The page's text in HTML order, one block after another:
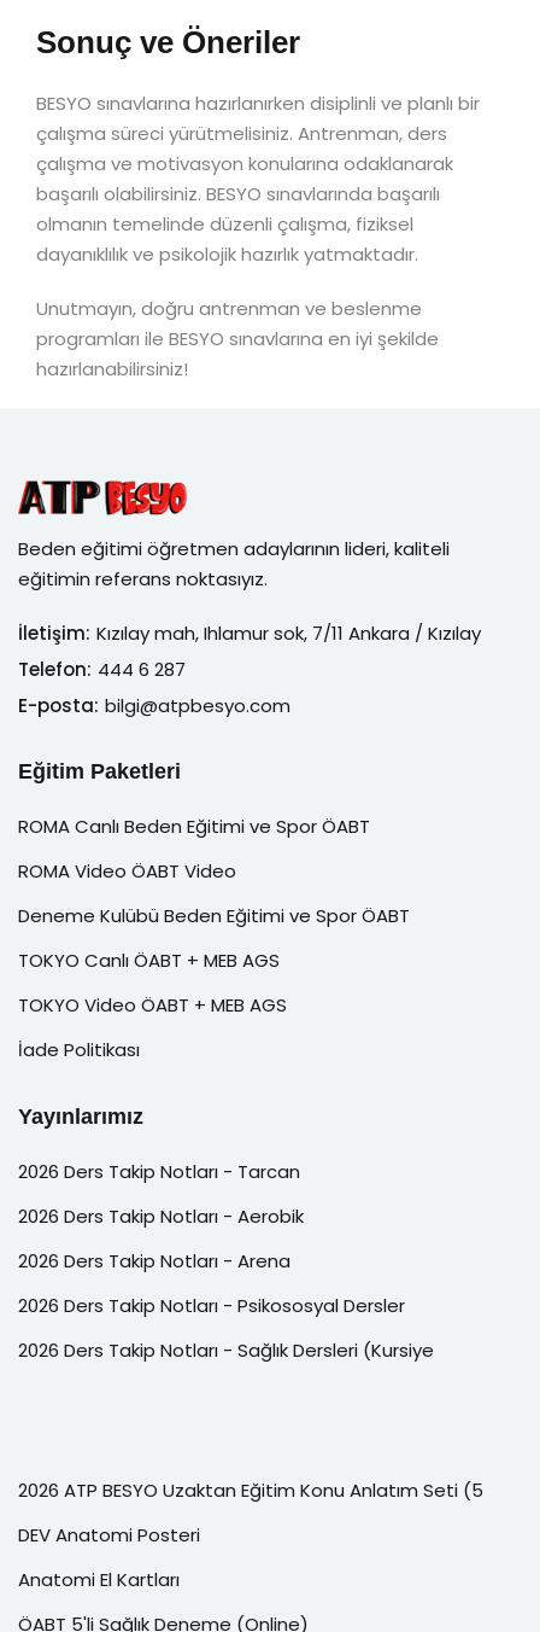
Sonuç ve Öneriler
BESYO sınavlarına hazırlanırken disiplinli ve planlı bir
çalışma süreci yürütmelisiniz. Antrenman, ders
çalışma ve motivasyon konularına odaklanarak
başarılı olabilirsiniz. BESYO sınavlarında başarılı
olmanın temelinde düzenli çalışma, fiziksel
dayanıklılık ve psikolojik hazırlık yatmaktadır.
Unutmayın, doğru antrenman ve beslenme
programları ile BESYO sınavlarına en iyi şekilde
hazırlanabilirsiniz!
Beden eğitimi öğretmen adaylarının lideri, kaliteli
eğitimin referans noktasıyız.
İletişim: Kızılay mah, Ihlamur sok, 7/11 Ankara / Kızılay
Telefon: 444 6 287
E-posta: bilgi@atpbesyo.com
Eğitim Paketleri
ROMA Canlı Beden Eğitimi ve Spor ÖABT
ROMA Video ÖABT Video
Deneme Kulübü Beden Eğitimi ve Spor ÖABT
TOKYO Canlı ÖABT + MEB AGS
TOKYO Video ÖABT + MEB AGS
İade Politikası
Yayınlarımız
2026 Ders Takip Notları - Tarcan
2026 Ders Takip Notları - Aerobik
2026 Ders Takip Notları - Arena
2026 Ders Takip Notları - Psikososyal Dersler
2026 Ders Takip Notları - Sağlık Dersleri (Kursiye
2026 ATP BESYO Uzaktan Eğitim Konu Anlatım Seti (5
DEV Anatomi Posteri
Anatomi El Kartları
ÖABT 5'li Sağlık Deneme (Online)